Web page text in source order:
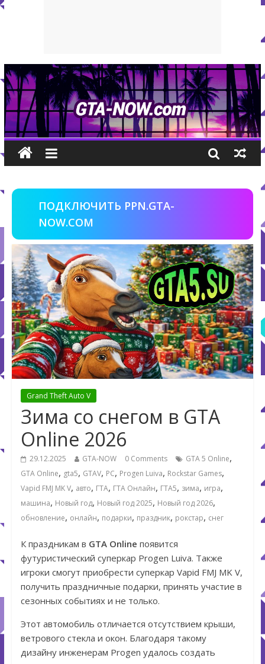
ПОДКЛЮЧИТЬ PPN.GTA-
NOW.COM
Grand Theft Auto V
Зима со снегом в GTA
Online 2026
29.12.2025 GTA-NOW 0 Comments GTA 5 Online,
GTA Online, gta5, GTAV, PC, Progen Luiva, Rockstar Games,
Vapid FMJ MK V, авто, ГТА, ГТА Онлайн, ГТА5, зима, игра,
машина, Новый год, Новый год 2025, Новый год 2026,
обновление, онлайн, подарки, праздник, рокстар, снег
К праздникам в GTA Online появится
футуристический суперкар Progen Luiva. Также
игроки смогут приобрести суперкар Vapid FMJ MK V,
получить праздничные подарки, принять участие в
сезонных событиях и не только.
Этот автомобиль отличается отсутствием крыши,
ветрового стекла и окон. Благодаря такому
дизайну инженерам Progen удалось создать